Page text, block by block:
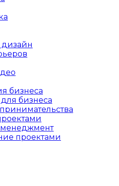
бизнеса
бизнеса
проектами